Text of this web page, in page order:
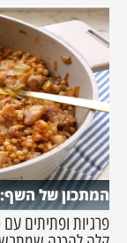
המתכון של השף:
פרגיות ופתיתים